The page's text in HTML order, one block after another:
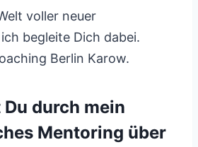
voller neuer
begleite Dich dabei.
Berlin Karow.
durch mein
Mentoring über